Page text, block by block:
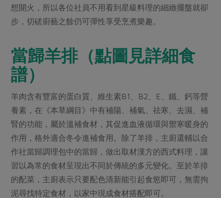
居家好物
美妝保養 個人清潔
日用品 圖書禮品
防災用品
最新產品
優惠專區
素食專區
樂齡友善
異國料理
年菜食譜
節慶大餐
高麗菜海鮮煎餅
30%rPET紅烏龍茶
2024農業發展計畫年度報告
傳到心坎裡，誠心又澎派
更多議題
綠主張月刊
合作社法規
社務專區
最新消息
媒體報導
下載專區
地區活動
社務會議 地區活動
活動報下載
想開火，所以各位社員不用看到星級料理的細緻擺盤就卻
步，切磋廚藝之餘仍可彈性享受烹煮樂趣。
當歸羊排（點圖見詳細食
譜）
羊肉含有豐富的蛋白質、維生素B1、B2、E、鐵、鈣等營
養素，在《本草綱目》中有補陽、補氣、祛寒、去濕、補
腎的功能，屬於溫補食材，其促進血液循環與禦寒暖身的
作用，格外適合冬令進補食用。除了羊排，主廚還輔以合
作社當歸調理包中的當歸，做出取材漢方的西式料理，讓
習以為常的食材呈現出不同於傳統的多元變化。至於羊排
的配菜，主廚表示只要配色清新能引起食慾即可，無需拘
泥尋找特定食材，以家中現成食材搭配即可。